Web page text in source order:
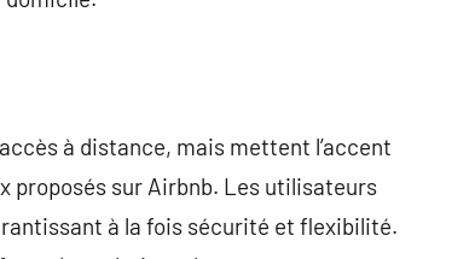
à distance, mais mettent l’accent
proposés sur Airbnb. Les utilisateurs
à la fois sécurité et flexibilité.